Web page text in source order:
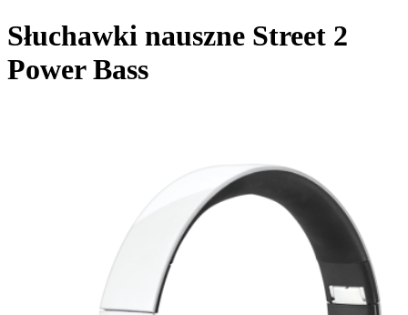
Słuchawki nauszne Street 2
Power Bass